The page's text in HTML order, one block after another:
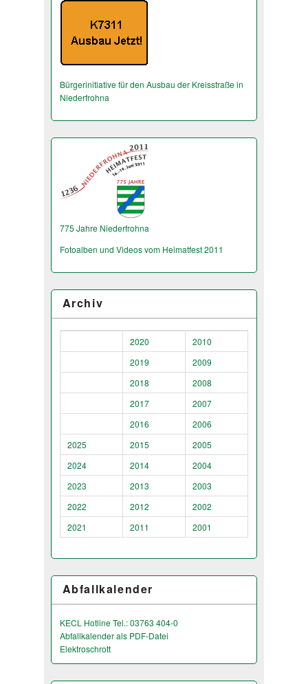
Bürgerinitiative für den Ausbau der Kreisstraße in
Niederfrohna
775 Jahre Niederfrohna
Fotoalben und Videos vom Heimatfest 2011
Archiv
2020
2010
2019
2009
2018
2008
2017
2007
2016
2006
2025
2015
2005
2024
2014
2004
2023
2013
2003
2022
2012
2002
2021
2011 2001
Abfallkalender
KECL Hotline Tel.: 03763 404-0
Abfallkalender als PDF-Datei
Elektroschrott